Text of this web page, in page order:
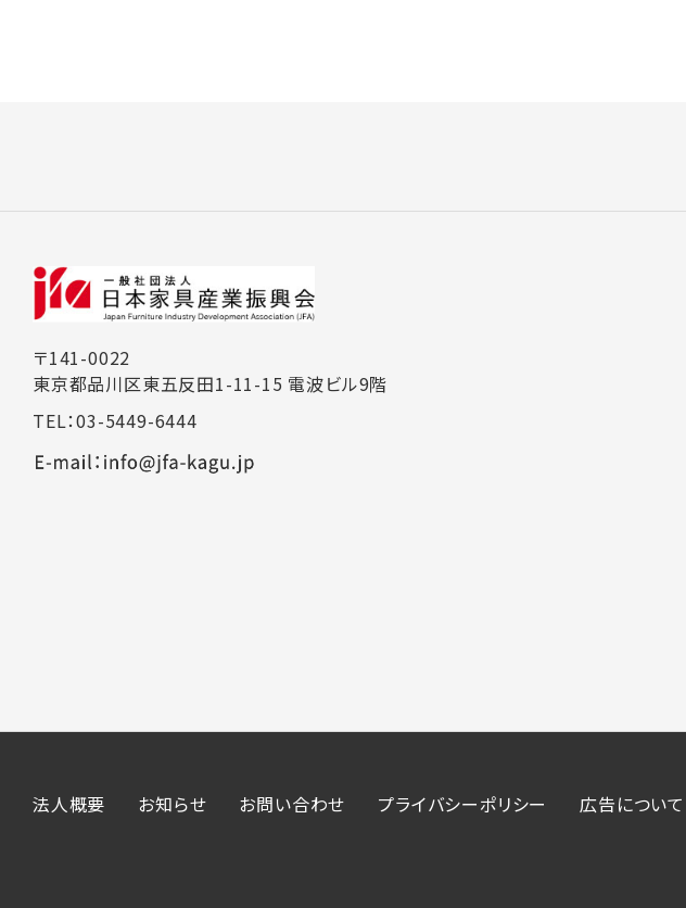
〒141-0022
東京都品川区東五反田1-11-15 電波ビル9階
TEL：03-5449-6444
法人概要 お知らせ お問い合わせ プライバシーポリシー 広告について